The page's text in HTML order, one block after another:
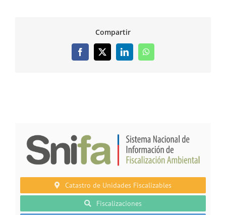
Compartir
Facebook
X LinkedInWhatsApp
Catastro de Unidades Fiscalizables
Fiscalizaciones